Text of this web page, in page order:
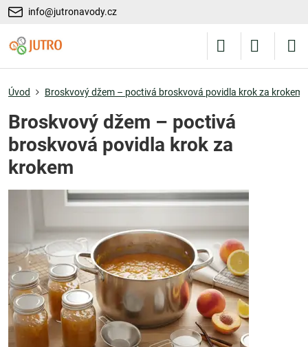
info@jutronavody.cz
Úvod Broskvový džem – poctivá broskvová povidla krok za krokem
Broskvový džem – poctivá
broskvová povidla krok za
krokem